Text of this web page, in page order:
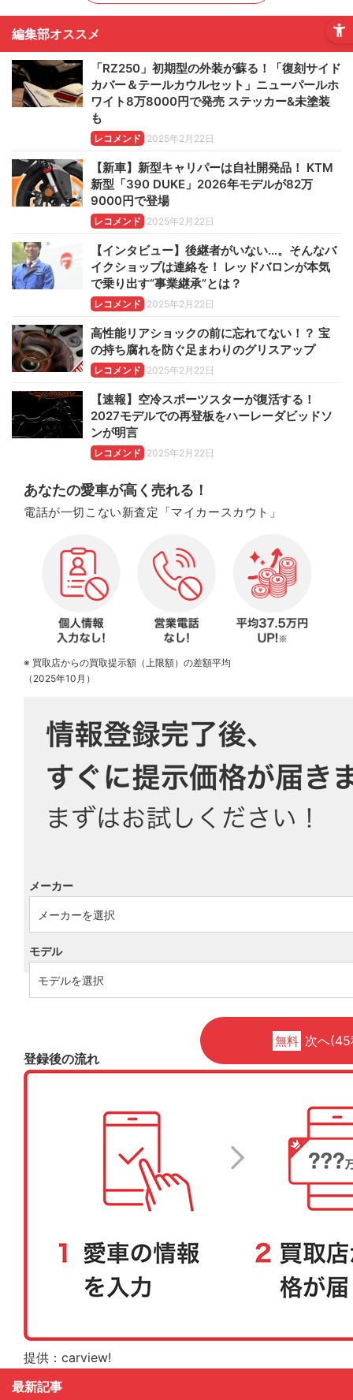
編集部オススメ
「RZ250」初期型の外装が蘇る！「復刻サイド
カバー＆テールカウルセット」ニューパールホ
ワイト8万8000円で発売 ステッカー&未塗装
も
レコメンド 2025年2月22日
【新車】新型キャリパーは自社開発品！ KTM
新型「390 DUKE」2026年モデルが82万
9000円で登場
レコメンド 2025年2月22日
【インタビュー】後継者がいない…。そんなバ
イクショップは連絡を！ レッドバロンが本気
で乗り出す“事業継承”とは？
レコメンド 2025年2月22日
高性能リアショックの前に忘れてない！？ 宝
の持ち腐れを防ぐ足まわりのグリスアップ
レコメンド 2025年2月22日
【速報】空冷スポーツスターが復活する！
2027モデルでの再登板をハーレーダビッドソ
ンが明言
レコメンド 2025年2月22日
あなたの愛車が高く売れる！
電話が一切こない新査定「マイカースカウト」
※ 買取店からの買取提示額（上限額）の差額平均
（2025年10月）
メーカー
モデル
無料 次へ
登録後の流れ
提供：carview!
最新記事